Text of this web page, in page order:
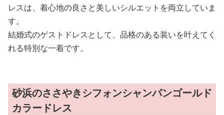
レスは、着心地の良さと美しいシルエットを両立していま
す。
結婚式のゲストドレスとして、品格のある装いを叶えてく
れる特別な一着です。
砂浜のささやきシフォンシャンパンゴールド
カラードレス